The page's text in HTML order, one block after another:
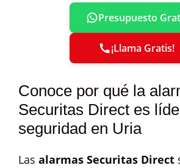
Presupuesto
¡Llama Gratis!
Conoce por qué la
Securitas Direct es
seguridad en Uria
Las alarmas Securitas Direct